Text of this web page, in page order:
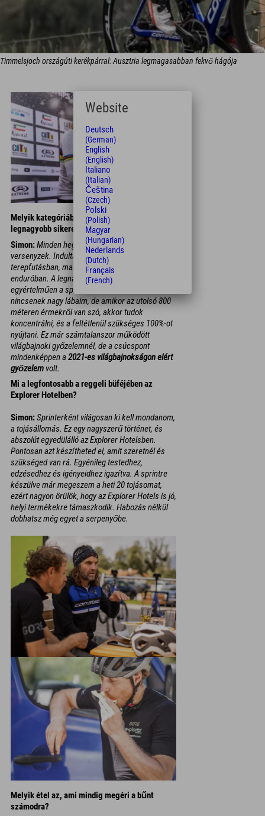
Timmelsjoch országúti kerékpárral: Ausztria legmagasabban fekvő hágója
Melyik kategóriában versenyzel, és mi a
legnagyobb sikered eddig?
Simon:Minden hegyikerékpáros szakágban
versenyzek. Indultam már világkupán olimpiai
terepfutásban, maratonban, sprintben és
enduróban. A legnagyobb sikereimet azonban
egyértelműen a sprintben tudtam elérni. Biztosan
nincsenek nagy lábaim, de amikor az utolsó 800
méteren érmekről van szó, akkor tudok
koncentrálni, és a feltétlenül szükséges 100%-ot
nyújtani. Ez már számtalanszor működött
világbajnoki győzelemnél, de a csúcspont
mindenképpen a 2021-es világbajnokságon elért
győzelem volt.
Mi a legfontosabb a reggeli büféjében az
Explorer Hotelben?
Simon:Sprinterként világosan ki kell mondanom,
a tojásállomás. Ez egy nagyszerű történet, és
abszolút egyedülálló az Explorer Hotelsben.
Pontosan azt készítheted el, amit szeretnél és
szükséged van rá. Egyénileg testedhez,
edzésedhez és igényeidhez igazítva. A sprintre
készülve már megeszem a heti 20 tojásomat,
ezért nagyon örülök, hogy az Explorer Hotels is jó,
helyi termékekre támaszkodik. Habozás nélkül
dobhatsz még egyet a serpenyőbe.
Melyik étel az, ami mindig megéri a bűnt
számodra?
Website
Deutsch
(German)
English
(English)
Italiano
(Italian)
Čeština
(Czech)
Polski
(Polish)
Magyar
(Hungarian)
Nederlands
(Dutch)
Français
(French)